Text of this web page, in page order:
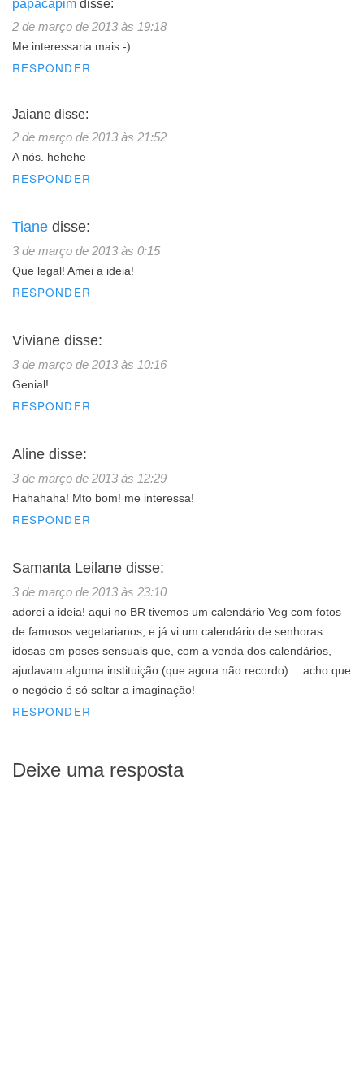
papacapim disse:
2 de março de 2013 às 19:18
Me interessaria mais:-)
RESPONDER
Jaiane disse:
2 de março de 2013 às 21:52
A nós. hehehe
RESPONDER
Tiane disse:
3 de março de 2013 às 0:15
Que legal! Amei a ideia!
RESPONDER
Viviane disse:
3 de março de 2013 às 10:16
Genial!
RESPONDER
Aline disse:
3 de março de 2013 às 12:29
Hahahaha! Mto bom! me interessa!
RESPONDER
Samanta Leilane disse:
3 de março de 2013 às 23:10
adorei a ideia! aqui no BR tivemos um calendário Veg com fotos
de famosos vegetarianos, e já vi um calendário de senhoras
idosas em poses sensuais que, com a venda dos calendários,
ajudavam alguma instituição (que agora não recordo)… acho que
o negócio é só soltar a imaginação!
RESPONDER
Deixe uma resposta